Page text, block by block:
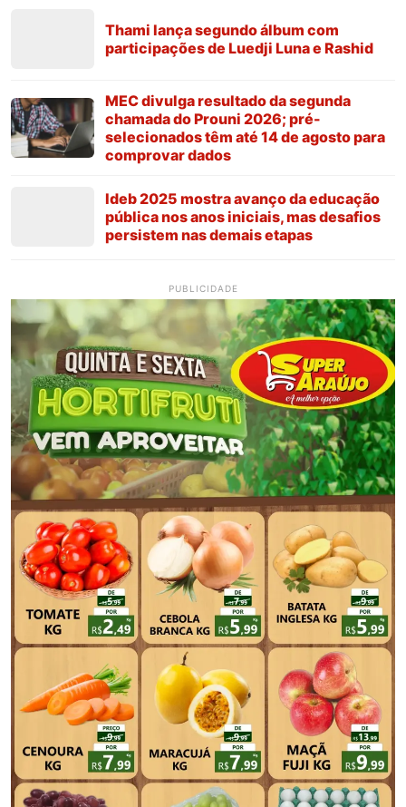
Thami lança segundo álbum com
participações de Luedji Luna e Rashid
MEC divulga resultado da segunda
chamada do Prouni 2026; pré-
selecionados têm até 14 de agosto para
comprovar dados
Ideb 2025 mostra avanço da educação
pública nos anos iniciais, mas desafios
persistem nas demais etapas
PUBLICIDADE